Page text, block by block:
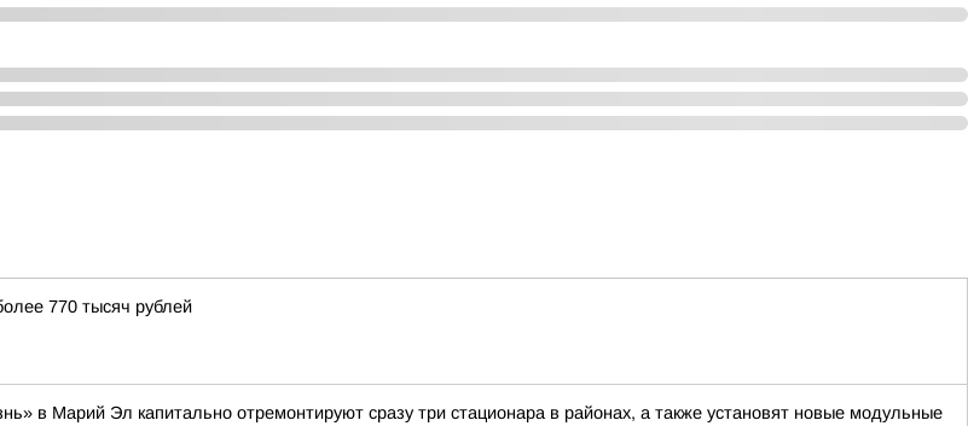
770 тысяч рублей
в Марий Эл капитально отремонтируют сразу три стационара в районах, а также установят новые модульные